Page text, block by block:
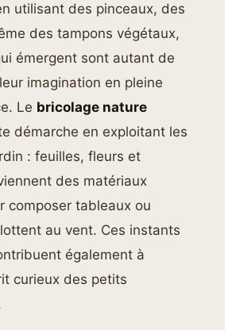
utilisant des pinceaux, des
des tampons végétaux,
émergent sont autant de
imagination en pleine
Le bricolage nature
démarche en exploitant les
: feuilles, fleurs et
des matériaux
composer tableaux ou
au vent. Ces instants
également à
curieux des petits